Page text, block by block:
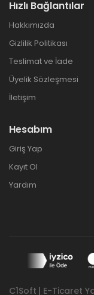
Hızlı Bağlantılar
Hakkımızda
Gizlilik Politikası
Teslimat ve İade
Üyelik Sözleşmesi
İletişim
Hesabım
Giriş Yap
Kayıt Ol
Yardım
C1Soft | E-Ticaret